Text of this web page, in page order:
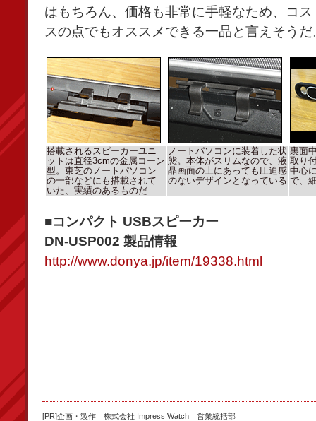
はもちろん、価格も非常に手軽なため、コ
スの点でもオススメできる一品と言えそうだ
搭載されるスピーカーユニ
ットは直径3cmの金属コーン
型。東芝のノートパソコン
の一部などにも搭載されて
いた、実績のあるものだ
ノートパソコンに装着した状
態。本体がスリムなので、液
晶画面の上にあっても圧迫感
のないデザインとなっている
裏面
取り
中心
で、
■コンパクト USBスピーカー
DN-USP002 製品情報
http://www.donya.jp/item/19338.html
[PR]企画・製作 株式会社 Impress Watch 営業統括部